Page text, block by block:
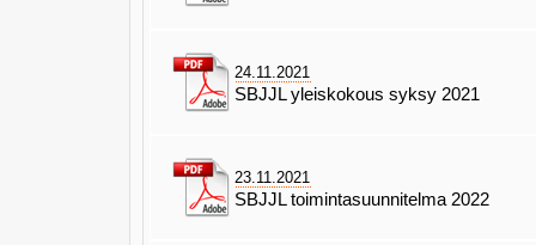
24.11.2021
SBJJL yleiskokous syksy 2021
23.11.2021
SBJJL toimintasuunnitelma 2022